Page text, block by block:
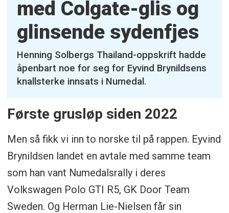
med Colgate-glis og
glinsende sydenfjes
Henning Solbergs Thailand-oppskrift hadde
åpenbart noe for seg for Eyvind Brynildsens
knallsterke innsats i Numedal.
Første grusløp siden 2022
Men så fikk vi inn to norske til på rappen. Eyvind
Brynildsen landet en avtale med samme team
som han vant Numedalsrally i deres
Volkswagen Polo GTI R5, GK Door Team
Sweden. Og Herman Lie-Nielsen får sin